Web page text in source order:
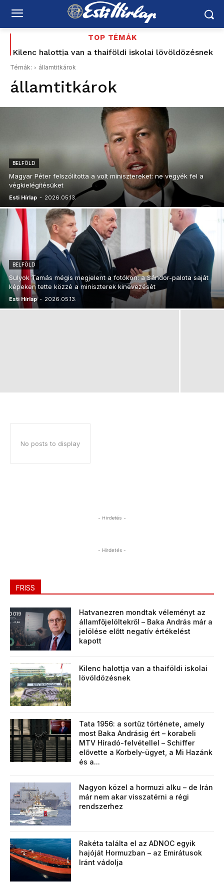
TOP TÉMÁK
Kilenc halottja van a thaiföldi iskolai lövöldözésnek
Tata 1956: a sortűz története, amely most Baka
Andrásig ért – korabeli MTV Híradó-felvétellel –
a...
Témák: államtitkárok
államtitkárok
BELFÖLD
Magyar Péter felszólította a volt minisztereket: ne vegyék fel a
végkielégítésüket
Esti Hírlap - 2026.05.13.
BELFÖLD
Sulyok Tamás mégis megjelent a fotókon: a Sándor-palota saját
képeken tette közzé a miniszterek kinevezését
Esti Hírlap - 2026.05.13.
No posts to display
- Hirdetés -
- Hirdetés -
FRISS
Hatvanezren mondtak véleményt az
államfőjelöltekről – Baka András már a
jelölése előtt negatív értékelést
kapott
Kilenc halottja van a thaiföldi iskolai
lövöldözésnek
Tata 1956: a sortűz története, amely
most Baka Andrásig ért – korabeli
MTV Híradó-felvétellel – Schiffer
elővette a Korbely-ügyet, a Mi Hazánk
és a...
Nagyon közel a hormuzi alku – de Irán
már nem akar visszatérni a régi
rendszerhez
Rakéta találta el az ADNOC egyik
hajóját Hormuzban – az Emirátusok
Iránt vádolja